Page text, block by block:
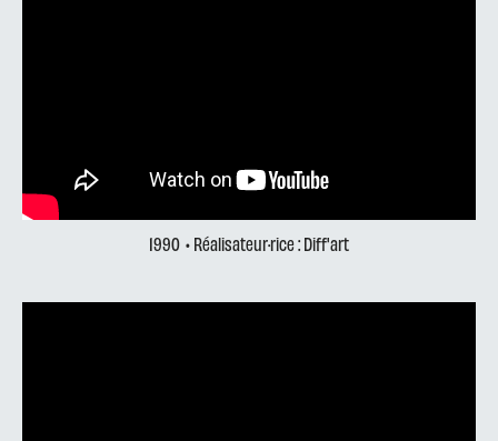
1990 • Réalisateur·rice : Diff'art